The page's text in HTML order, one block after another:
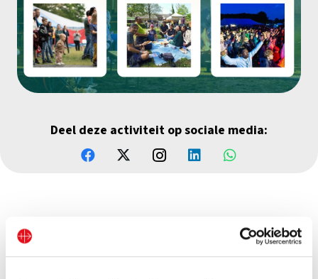
Deel deze activiteit op sociale media: